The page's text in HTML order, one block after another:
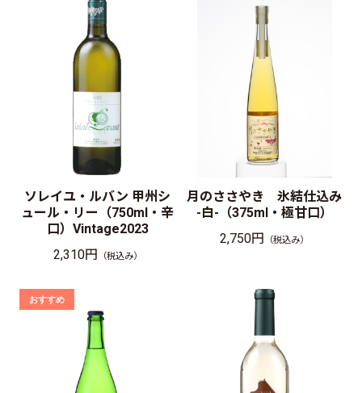
ソレイユ・ルバン 甲州シ
ュール・リー（750ml・辛
口）Vintage2023
2,310円 （税込み）
月のささやき 氷結仕込み
-白-（375ml・極甘口）
2,750円 （税込み）